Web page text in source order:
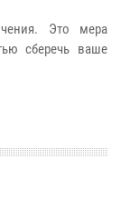
Это мера
сберечь ваше